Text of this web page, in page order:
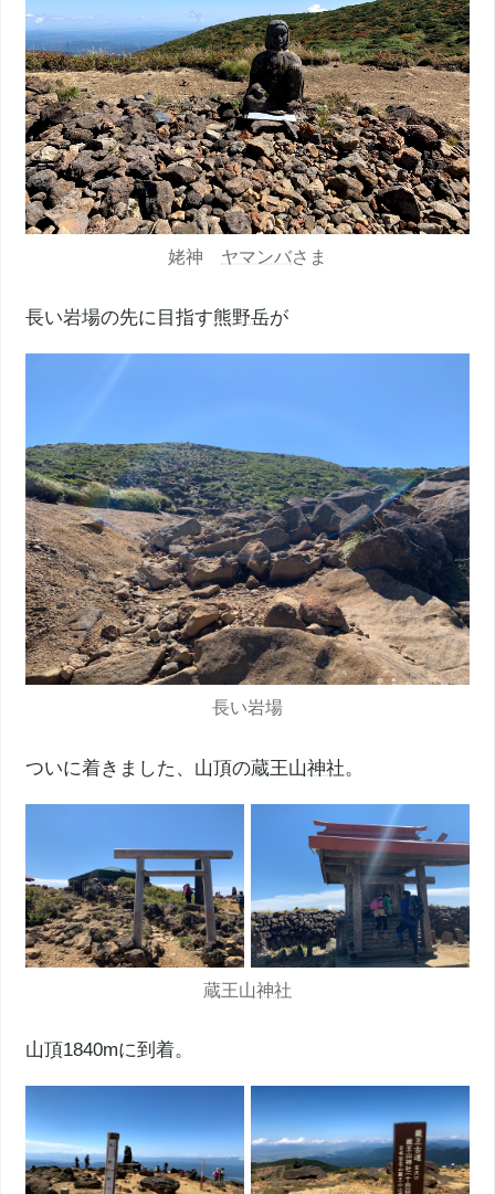
姥神 ヤマンバさま
長い岩場の先に目指す熊野岳が
長い岩場
ついに着きました、山頂の蔵王山神社。
蔵王山神社
山頂1840mに到着。